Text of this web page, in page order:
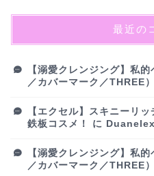
最近の
【溺愛クレンジング】私
／カバーマーク／THREE）
【エクセル】スキニーリ
鉄板コスメ！
に Duanelex
【溺愛クレンジング】私
／カバーマーク／THREE）